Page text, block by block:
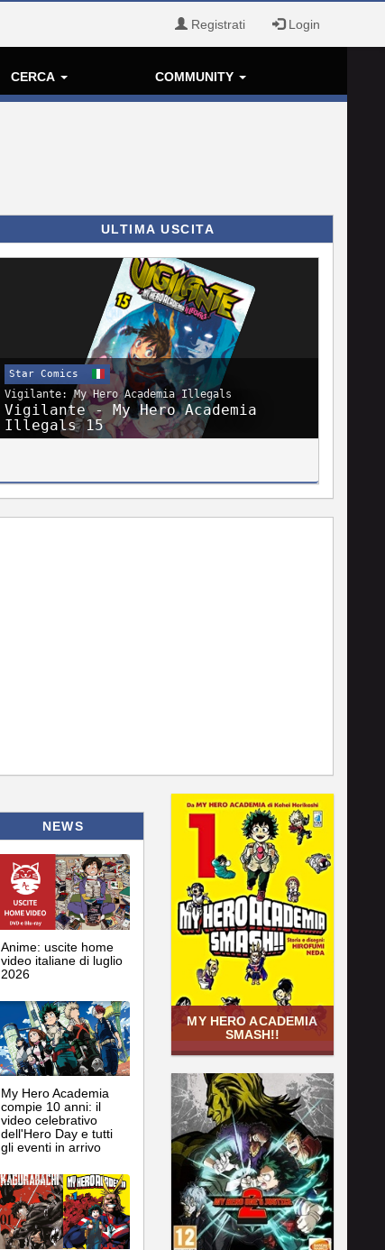
Registrati Login
CERCA COMMUNITY
ULTIMA USCITA
Star Comics
Vigilante: My Hero Academia Illegals
Vigilante - My Hero Academia
Illegals 15
NEWS
Anime: uscite home
video italiane di luglio
2026
My Hero Academia
compie 10 anni: il
video celebrativo
dell'Hero Day e tutti
gli eventi in arrivo
MY HERO ACADEMIA
SMASH!!